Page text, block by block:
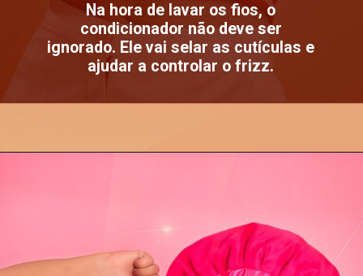
Na hora de lavar os fios, o
condicionador não deve ser
ignorado. Ele vai selar as cutículas e
ajudar a controlar o frizz.